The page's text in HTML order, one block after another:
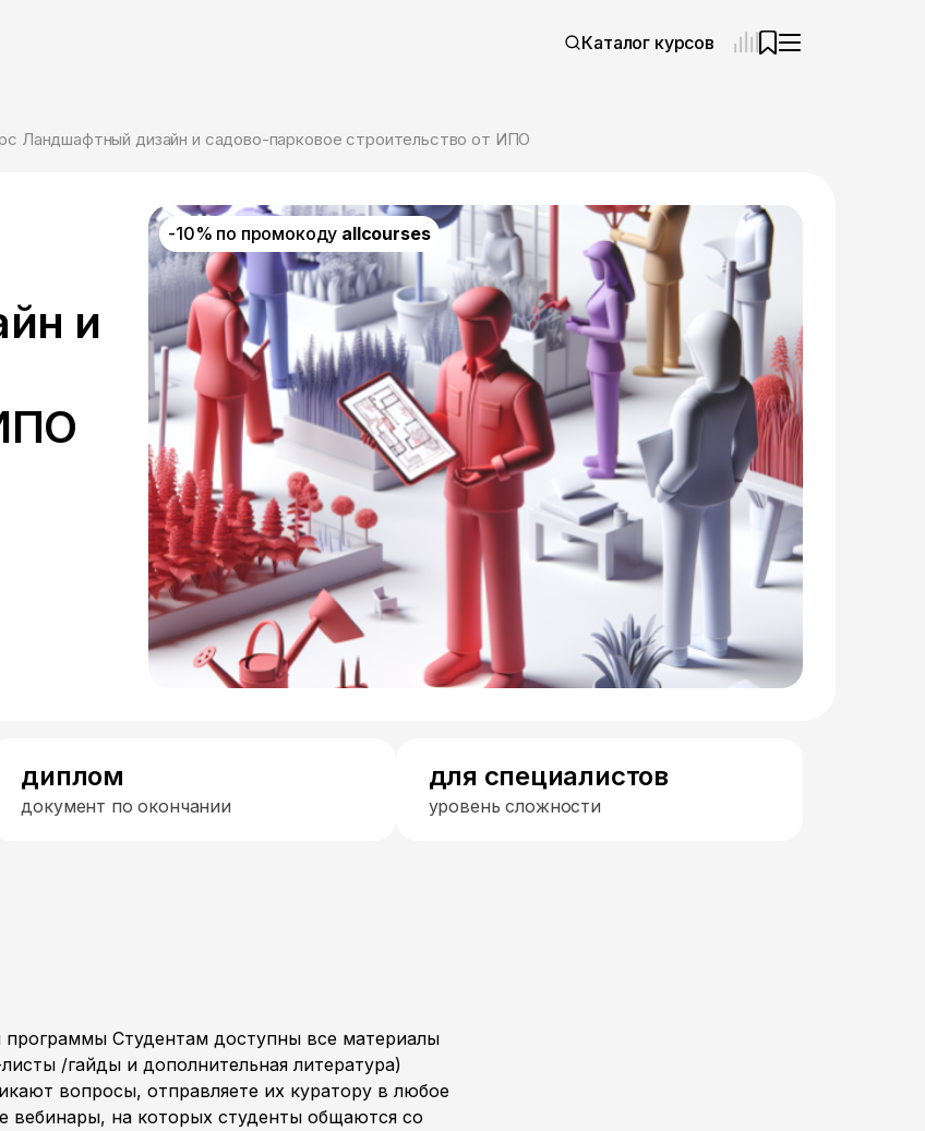
Каталог курсов
Ландшафтный дизайн и садово-парковое строительство от ИПО
и
-10% по промокоду allcourses
диплом
документ по окончании
для специалистов
уровень сложности
Студентам доступны все материалы
/гайды и дополнительная литература)
вопросы, отправляете их куратору в любое
вебинары, на которых студенты общаются со